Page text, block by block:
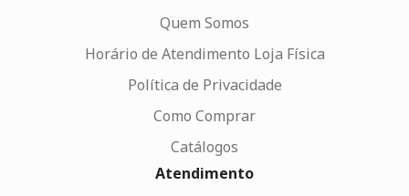
Quem Somos
Horário de Atendimento Loja Física
Política de Privacidade
Como Comprar
Catálogos
Atendimento